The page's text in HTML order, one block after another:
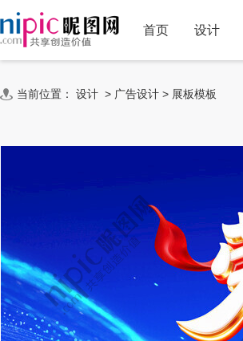
首页 设计
当前位置： 设计 > 广告设计 > 展板模板